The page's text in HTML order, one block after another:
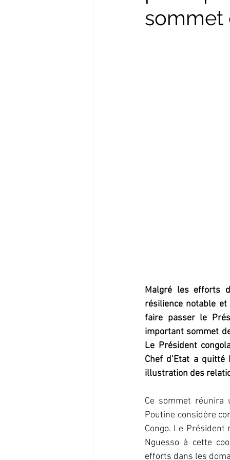
sommet
Malgré les efforts
résilience notable
faire passer le
important sommet
Le Président
Chef d’Etat a
illustration des
Ce sommet réunira
Poutine considère
Congo. Le
Nguesso à cette
efforts dans les